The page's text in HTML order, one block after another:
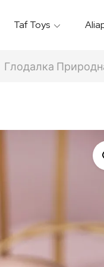
Taf Toys
Глодалка